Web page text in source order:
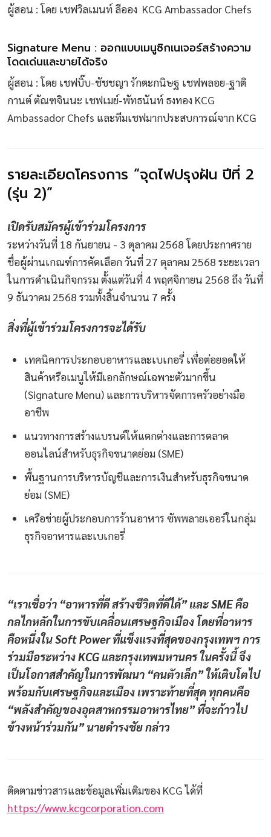
ผู้สอน : โดย เชฟวิลเมนท์ ลีออง KCG Ambassador Chefs
Signature Menu : ออกแบบเมนูซิกเนเจอร์สร้างความ
โดดเด่นและขายได้จริง
ผู้สอน : โดย เชฟบิ๊บ-ชัชชญา รักตะกนิษฐ เชฟพลอย-ฐาติ
กานต์ ตัณฑจินนะ เชฟเมย์-พัทธนันท์ ธงทอง KCG
Ambassador Chefs และทีมเชฟมากประสบการณ์จาก KCG
รายละเอียดโครงการ “จุดไฟปรุงฝัน ปีที่ 2
(รุ่น 2)”
เปิดรับสมัครผู้เข้าร่วมโครงการ
ระหว่างวันที่ 18 กันยายน - 3 ตุลาคม 2568 โดยประกาศราย
ชื่อผู้ผ่านเกณฑ์การคัดเลือก วันที่ 27 ตุลาคม 2568 ระยะเวลา
ในการดำเนินกิจกรรม ตั้งแต่วันที่ 4 พฤศจิกายน 2568 ถึง วันที่
9 ธันวาคม 2568 รวมทั้งสิ้นจำนวน 7 ครั้ง
สิ่งที่ผู้เข้าร่วมโครงการจะได้รับ
เทคนิคการประกอบอาหารและเบเกอรี่ เพื่อต่อยอดให้
สินค้าหรือเมนูให้มีเอกลักษณ์เฉพาะตัวมากขึ้น
(Signature Menu) และการบริหารจัดการครัวอย่างมือ
อาชีพ
แนวทางการสร้างแบรนด์ให้แตกต่างและการตลาด
ออนไลน์สำหรับธุรกิจขนาดย่อม (SME)
พื้นฐานการบริหารบัญชีและการเงินสำหรับธุรกิจขนาด
ย่อม (SME)
เครือข่ายผู้ประกอบการร้านอาหาร ซัพพลายเออร์ในกลุ่ม
ธุรกิจอาหารและเบเกอรี่
“เราเชื่อว่า “อาหารที่ดี สร้างชีวิตที่ดีได้” และ SME คือ
กลไกหลักในการขับเคลื่อนเศรษฐกิจเมือง โดยที่อาหาร
คือหนึ่งใน Soft Power ที่แข็งแรงที่สุดของกรุงเทพฯ การ
ร่วมมือระหว่าง KCG และกรุงเทพมหานคร ในครั้งนี้ จึง
เป็นโอกาสสำคัญในการพัฒนา “คนตัวเล็ก” ให้เติบโตไป
พร้อมกับเศรษฐกิจและเมือง เพราะท้ายที่สุด ทุกคนคือ
“พลังสำคัญของอุตสาหกรรมอาหารไทย” ที่จะก้าวไป
ข้างหน้าร่วมกัน” นายดำรงชัย กล่าว
ติดตามข่าวสารและข้อมูลเพิ่มเติมของ KCG ได้ที่
https://www.kcgcorporation.com